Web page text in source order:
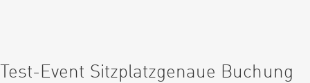
Test-Event Sitzplatzgenaue Buchung